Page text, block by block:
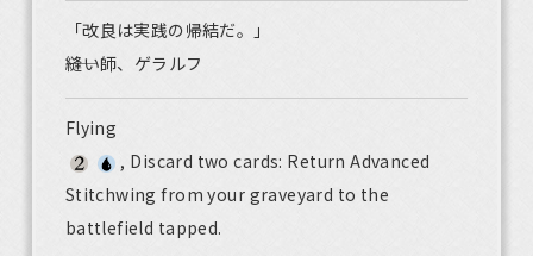
「改良は実践の帰結だ。」
――縫い師、ゲラルフ
Flying
, Discard two cards: Return Advanced
Stitchwing from your graveyard to the
battlefield tapped.